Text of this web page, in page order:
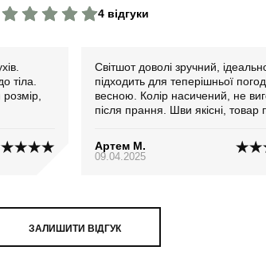
4 відгуки
тіла.
Світшот доволі зручний, ідеально
підходить для теперішньої
весною. Колір насичений, не
після прання. Шви якісні, товар
Артем М.
09.04.2025
ЗАЛИШИТИ ВІДГУК